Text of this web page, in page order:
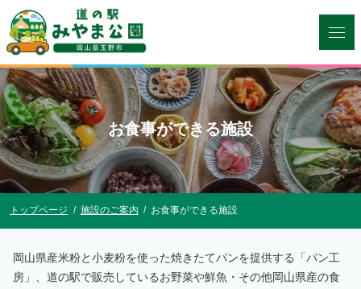
お食事ができる施設
トップページ 施設のご案内 お食事ができる施設
岡山県産米粉と小麦粉を使った焼きたてパンを提供する「パン工
房」、道の駅で販売しているお野菜や鮮魚・その他岡山県産の食